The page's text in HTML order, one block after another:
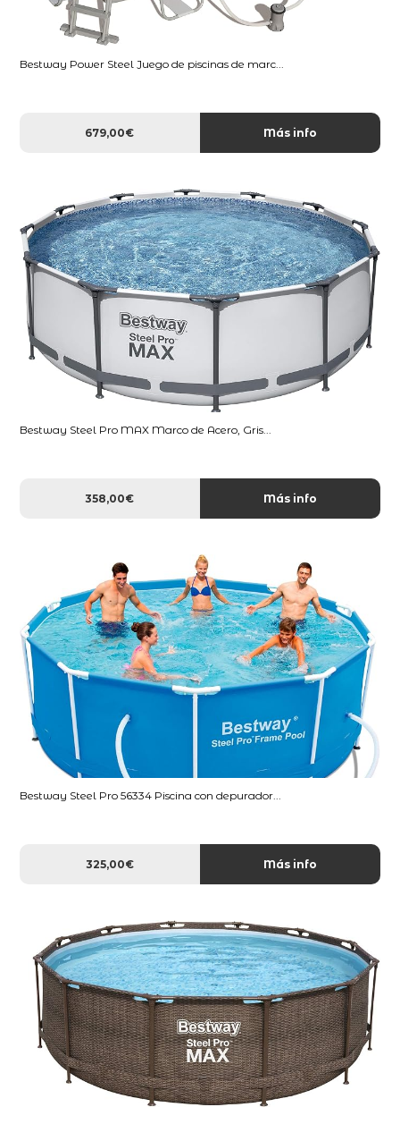
Bestway Power Steel Juego de piscinas de marc...
679,00€ Más info
Bestway Steel Pro MAX Marco de Acero, Gris...
358,00€ Más info
Bestway Steel Pro 56334 Piscina con depurador...
325,00€ Más info